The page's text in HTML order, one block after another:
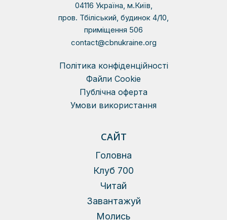
04116 Україна, м.Київ,
пров. Тбіліський, будинок 4/10,
приміщення 506
contact@cbnukraine.org
Політика конфіденційності
Файли Сookie
Публічна оферта
Умови використання
САЙТ
Головна
Клуб 700
Читай
Завантажуй
Молись